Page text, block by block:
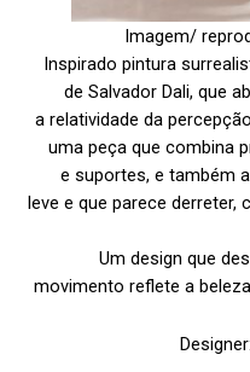
Imagem/
Inspirado pintura
de Salvador Dali, que
a relatividade da
uma peça que combina
e suportes, e também
leve e que parece derreter,
Um design que
movimento reflete a